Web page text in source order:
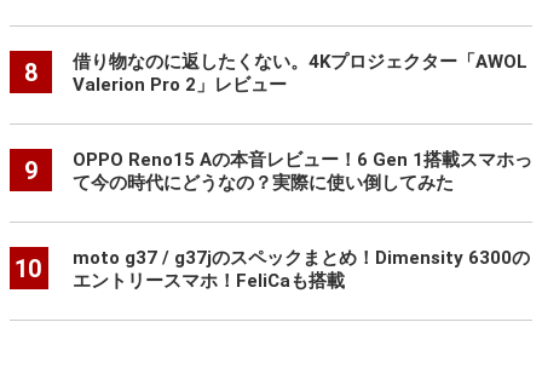
8
借り物なのに返したくない。4Kプロジェクター「AWOL
Valerion Pro 2」レビュー
9
OPPO Reno15 Aの本音レビュー！6 Gen 1搭載スマホっ
て今の時代にどうなの？実際に使い倒してみた
10
moto g37 / g37jのスペックまとめ！Dimensity 6300の
エントリースマホ！FeliCaも搭載